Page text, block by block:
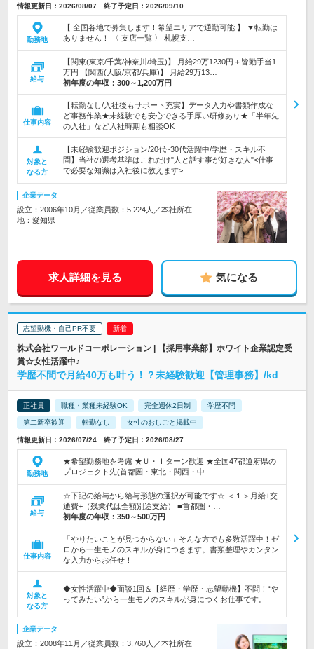
情報更新日：2026/08/07 終了予定日：2026/09/10
勤務地
【 全国各地で募集します！希望エリアで通勤可能 】 ▼転勤は
ありません！ 〈 支店一覧 〉 札幌支…
給与
【関東(東京/千葉/神奈川/埼玉)】 月給29万1230円＋皆勤手当1
万円 【関西(大阪/京都/兵庫)】 月給29万13…
初年度の年収： 300～1,200万円
仕事内容
【転勤なし/入社後もサポート充実】データ入力や書類作成な
ど事務作業★未経験でも安心できる手厚い研修あり★「半年先
の入社」など入社時期も相談OK
対象と
なる方
【未経験歓迎ポジション/20代~30代活躍中/学歴・スキル不
問】当社の選考基準はこれだけ"人と話す事が好きな人"<仕事
で必要な知識は入社後に教えます>
企業データ
設立：2006年10月／従業員数：5,224人／本社所在
地：愛知県
求人詳細を見る 気になる
志望動機・自己PR不要
株式会社ワールドコーポレーション | 【採用事業部】ホワイト企業認定受
賞☆女性活躍中♪
学歴不問で月給40万も叶う！？未経験歓迎【管理事務】/kd
正社員 職種・業種未経験OK 完全週休2日制 学歴不問
第二新卒歓迎 転勤なし 女性のおしごと掲載中
情報更新日：2026/07/24 終了予定日：2026/08/27
勤務地
★希望勤務地を考慮 ★Ｕ・Ｉターン歓迎 ★全国47都道府県の
プロジェクト先(首都圏・東北・関西・中…
給与
☆下記の給与から給与形態の選択が可能です☆ ＜１＞月給+交
通費+（残業代は全額別途支給） ■首都圏・…
初年度の年収： 350～500万円
仕事内容
「やりたいことが見つからない」そんな方でも多数活躍中！ゼ
ロから一生モノのスキルが身につきます。書類整理やカンタン
な入力からお任せ！
対象と
なる方
◆女性活躍中◆面談1回＆【経歴・学歴・志望動機】不問！“や
ってみたい”から一生モノのスキルが身につくお仕事です。
企業データ
設立：2008年11月／従業員数：3,760人／本社所在